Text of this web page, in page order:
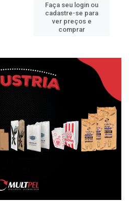
Faça seu login ou
cadastre-se para
ver preços e
comprar